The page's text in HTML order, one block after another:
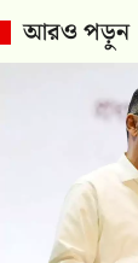
আরও পড়ুন